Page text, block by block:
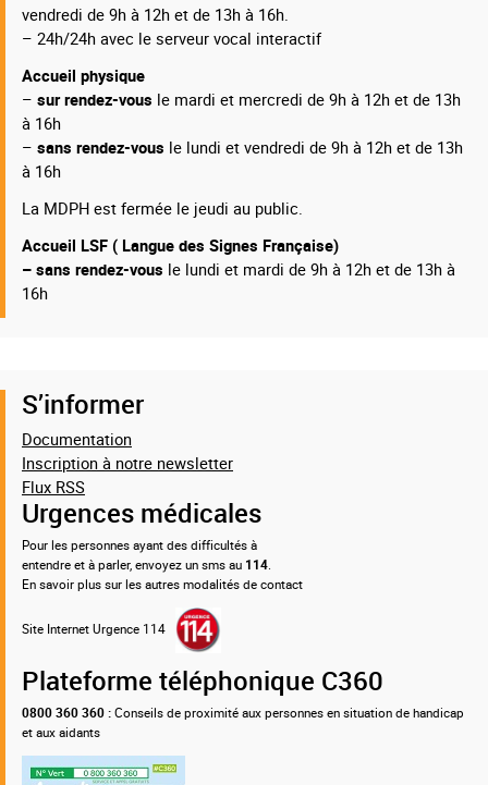
vendredi de 9h à 12h et de 13h à 16h.
– 24h/24h avec le serveur vocal interactif
Accueil physique
– sur rendez-vous le mardi et mercredi de 9h à 12h et de 13h
à 16h
– sans rendez-vous le lundi et vendredi de 9h à 12h et de 13h
à 16h
La MDPH est fermée le jeudi au public.
Accueil LSF ( Langue des Signes Française)
– sans rendez-vous le lundi et mardi de 9h à 12h et de 13h à
16h
S’informer
Documentation
Inscription à notre newsletter
Flux RSS
Urgences médicales
Pour les personnes ayant des difficultés à
entendre et à parler, envoyez un sms au 114
En savoir plus sur les autres modalités de contact
Site Internet Urgence 114
Plateforme téléphonique C360
0800 360 360 : Conseils de proximité aux personnes en situation de handicap
et aux aidants